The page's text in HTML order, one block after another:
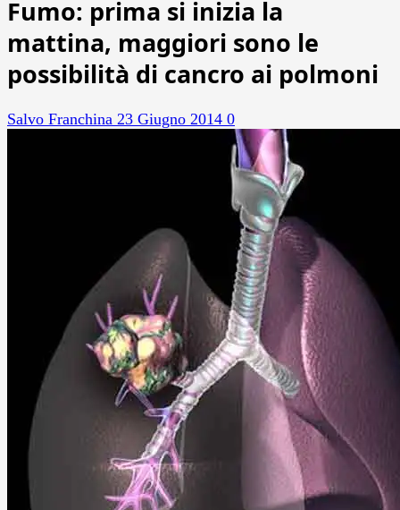
Fumo: prima si inizia la
mattina, maggiori sono le
possibilità di cancro ai polmoni
Salvo Franchina 23 Giugno 2014 0